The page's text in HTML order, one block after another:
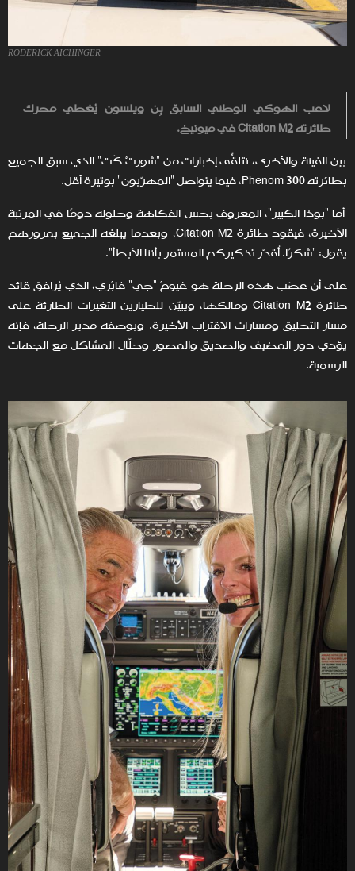
RODERICK AICHINGER
لاعب الهوكي الوطني السابق بِن ويلسون يُغطي محرك
طائرته Citation M2 في ميونيخ.
بين الفينة والأخرى، نتلقّى إخباراتٍ من "شورتْ كَت" الذي سبق الجميع
بطائرته Phenom 300، فيما يتواصل "المهرّبون" بوتيرة أقل.
أما "بوذا الكبير"، المعروف بحس الفكاهة وحلوله دومًا في المرتبة
الأخيرة، فيقود طائرة Citation M2، وبعدما يبلغه الجميع بمرورهم
يقول: "شكرًا. أُقدّر تذكيركم المستمر بأننا الأبطأ".
على أن عصَب هذه الرحلة هو غيومْ "جي" فابْري، الذي يُرافق قائد
طائرة Citation M2 ومالكها، ويبيّن للطيارين التغيرات الطارئة على
مسار التحليق ومسارات الاقتراب الأخيرة. وبوصفه مدير الرحلة، فإنه
يؤدي دور المضيف والصديق والمصور وحلّال المشاكل مع الجهات
الرسمية.